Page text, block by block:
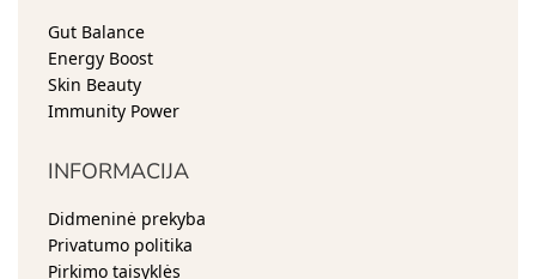
Gut Balance
Energy Boost
Skin Beauty
Immunity Power
INFORMACIJA
Didmeninė prekyba
Privatumo politika
Pirkimo taisyklės